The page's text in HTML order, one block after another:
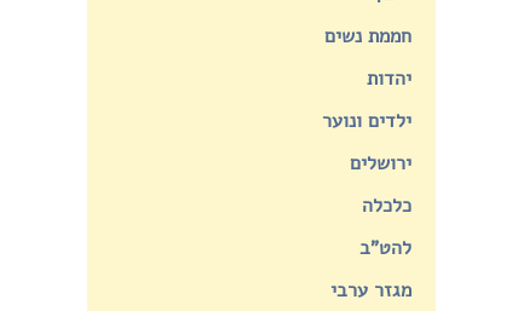
חממת נשים
יהדות
ילדים ונוער
ירושלים
כלכלה
להט"ב
מגזר ערבי